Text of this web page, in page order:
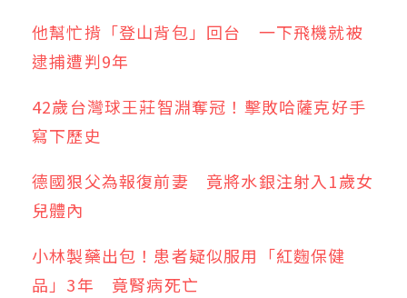
他幫忙揹「登山背包」回台 一下飛機就被
逮捕遭判9年
42歲台灣球王莊智淵奪冠！擊敗哈薩克好手
寫下歷史
德國狠父為報復前妻 竟將水銀注射入1歲女
兒體內
小林製藥出包！患者疑似服用「紅麴保健
品」3年 竟腎病死亡